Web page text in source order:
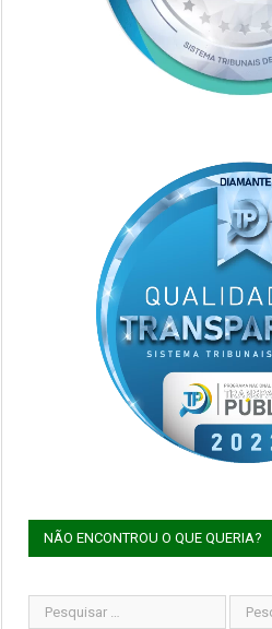
NÃO ENCONTROU O QUE QUERIA?